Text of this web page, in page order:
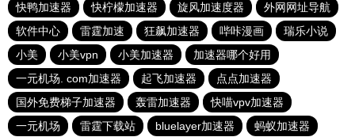
快鸭加速器
快柠檬加速器 旋风加速度器
外网网址导航
软件中心
雷霆加速 狂飙加速器 哔咔漫画
瑞乐小说
小美
小美vpn 小美加速器
加速器哪个好用
一元机场. com加速器
起飞加速器
点点加速器
国外免费梯子加速器
轰雷加速器
快喵vpv加速器
一元机场
雷霆下载站 bluelayer加速器 蚂蚁加速器